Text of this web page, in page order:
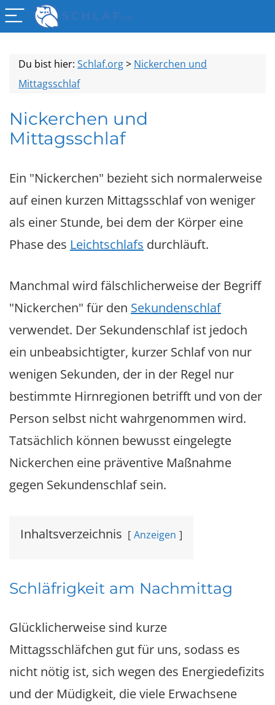
Du bist hier: Schlaf.org> Nickerchen und
Mittagsschlaf
Nickerchen und
Mittagsschlaf
Ein "Nickerchen" bezieht sich normalerweise
auf einen kurzen Mittagsschlaf von weniger
als einer Stunde, bei dem der Körper eine
Phase des Leichtschlafs durchläuft.
Manchmal wird fälschlicherweise der Begriff
"Nickerchen" für den Sekundenschlaf
verwendet. Der Sekundenschlaf ist jedoch
ein unbeabsichtigter, kurzer Schlaf von nur
wenigen Sekunden, der in der Regel nur
bestimmte Hirnregionen betrifft und von der
Person selbst nicht wahrgenommen wird.
Tatsächlich können bewusst eingelegte
Nickerchen eine präventive Maßnahme
gegen Sekundenschlaf sein.
Inhaltsverzeichnis Anzeigen
Schläfrigkeit am Nachmittag
Glücklicherweise sind kurze
Mittagsschläfchen gut für uns, sodass es
nicht nötig ist, sich wegen des Energiedefizits
und der Müdigkeit, die viele Erwachsene